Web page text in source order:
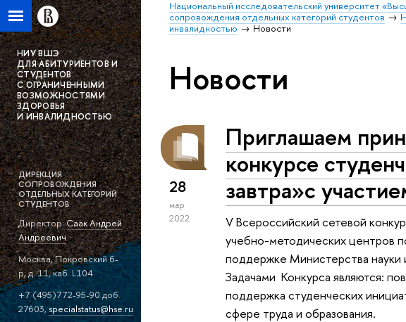
Национальный исследовательский университет
сопровождения отдельных категорий студентов
инвалидностью
Новости
НИУ ВШЭ
ДЛЯ АБИТУРИЕНТОВ И
СТУДЕНТОВ
С ОГРАНИЧЕННЫМИ
ВОЗМОЖНОСТЯМИ
ЗДОРОВЬЯ
И ИНВАЛИДНОСТЬЮ
ДИРЕКЦИЯ
СОПРОВОЖДЕНИЯ
ОТДЕЛЬНЫХ КАТЕГОРИЙ
СТУДЕНТОВ
Директор:Саак Андрей
Андреевич
Москва, Покровский б-
р, д. 11, каб. L104
+7 (495)772-95-90 доб.
27603,specialstatus@hse.ru
Новости
28
мар
2022
Приглашаем
конкурсе
завтра»с
V Всероссийский сетевой
учебно-методических центров
поддержке Министерства науки
Задачами Конкурса являются:
поддержка студенческих
сфере труда и образования.